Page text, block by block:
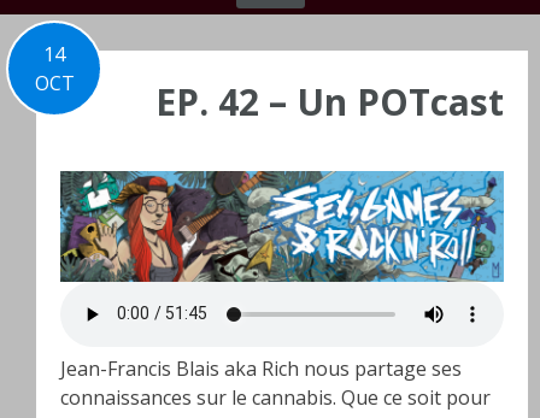
14
OCT
EP. 42 – Un POTcast
Jean-Francis Blais aka Rich nous partage ses
connaissances sur le cannabis. Que ce soit pour